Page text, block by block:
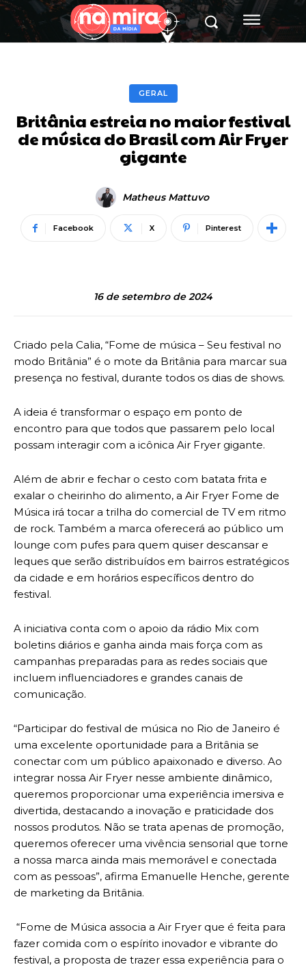
GERAL
Britânia estreia no maior festival
de música do Brasil com Air Fryer
gigante
Matheus Mattuvo
Facebook X Pinterest
16 de setembro de 2024
Criado pela Calia, “Fome de música – Seu festival no
modo Britânia” é o mote da Britânia para marcar sua
presença no festival, durante todos os dias de shows.
A ideia é transformar o espaço em ponto de
encontro para que todos que passarem pelo local
possam interagir com a icônica Air Fryer gigante.
Além de abrir e fechar o cesto com batata frita e
exalar o cheirinho do alimento, a Air Fryer Fome de
Música irá tocar a trilha do comercial de TV em ritmo
de rock. Também a marca oferecerá ao público um
lounge com pufes para quem quiser descansar e
leques que serão distribuídos em bairros estratégicos
da cidade e em horários específicos dentro do
festival.
A iniciativa conta com o apoio da rádio Mix com
boletins diários e ganha ainda mais força com as
campanhas preparadas para as redes sociais que
incluem influenciadores e grandes canais de
comunicação.
“Participar do festival de música no Rio de Janeiro é
uma excelente oportunidade para a Britânia se
conectar com um público apaixonado e diverso. Ao
integrar nossa Air Fryer nesse ambiente dinâmico,
queremos proporcionar uma experiência imersiva e
divertida, destacando a inovação e praticidade dos
nossos produtos. Não se trata apenas de promoção,
queremos oferecer uma vivência sensorial que torne
a nossa marca ainda mais memorável e conectada
com as pessoas”, afirma Emanuelle Henche, gerente
de marketing da Britânia.
“Fome de Música associa a Air Fryer que é feita para
fazer comida com o espírito inovador e vibrante do
festival, a proposta de trazer essa experiência para o